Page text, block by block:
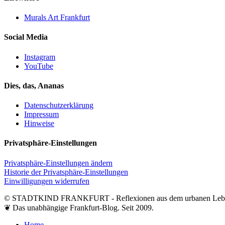
Murals Art Frankfurt
Social Media
Instagram
YouTube
Dies, das, Ananas
Datenschutzerklärung
Impressum
Hinweise
Privatsphäre-Einstellungen
Privatsphäre-Einstellungen ändern
Historie der Privatsphäre-Einstellungen
Einwilligungen widerrufen
© STADTKIND FRANKFURT - Reflexionen aus dem urbanen
❦ Das unabhängige Frankfurt-Blog. Seit 2009.